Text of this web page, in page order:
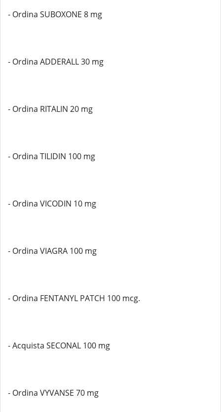
- Ordina SUBOXONE 8 mg
- Ordina ADDERALL 30 mg
- Ordina RITALIN 20 mg
- Ordina TILIDIN 100 mg
- Ordina VICODIN 10 mg
- Ordina VIAGRA 100 mg
- Ordina FENTANYL PATCH 100 mcg.
- Acquista SECONAL 100 mg
- Ordina VYVANSE 70 mg